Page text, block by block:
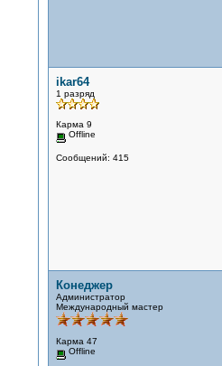
ikar64
1 разряд
Карма 9
Offline
Сообщений: 415
Конеджер
Администратор
Международный мастер
Карма 47
Offline